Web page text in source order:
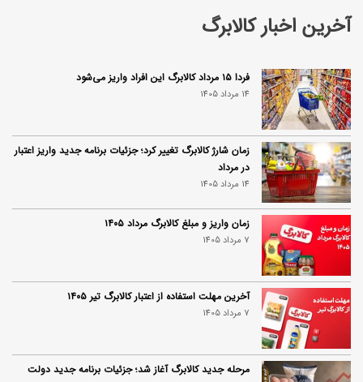
آخرین اخبار کالابرگ
فردا ۱۵ مرداد کالابرگ این افراد واریز می‌شود
14 مرداد 1405
زمان شارژ کالابرگ تغییر کرد؛ جزئیات برنامه جدید واریز اعتبار
در مرداد
14 مرداد 1405
زمان واریز و مبلغ کالابرگ مرداد ۱۴۰۵
7 مرداد 1405
آخرین مهلت استفاده از اعتبار کالابرگ تیر ۱۴۰۵
7 مرداد 1405
مرحله جدید کالابرگ آغاز شد؛ جزئیات برنامه جدید دولت